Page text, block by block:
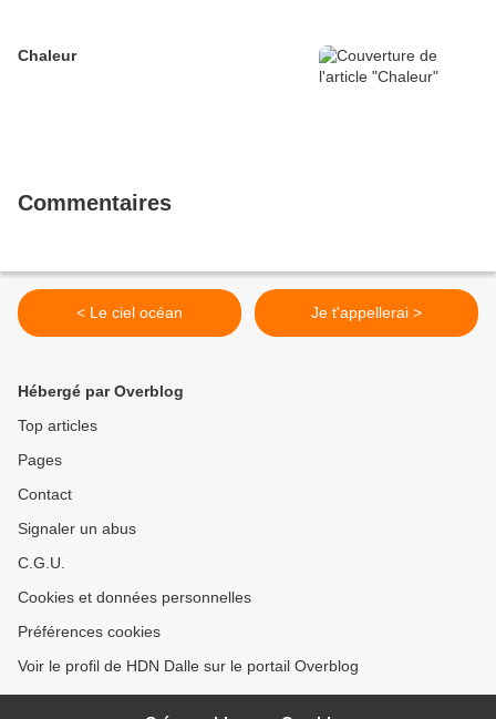
Chaleur
Commentaires
< Le ciel océan Je t'appellerai >
Hébergé par Overblog
Top articles
Pages
Contact
Signaler un abus
C.G.U.
Cookies et données personnelles
Préférences cookies
Voir le profil de HDN Dalle sur le portail Overblog